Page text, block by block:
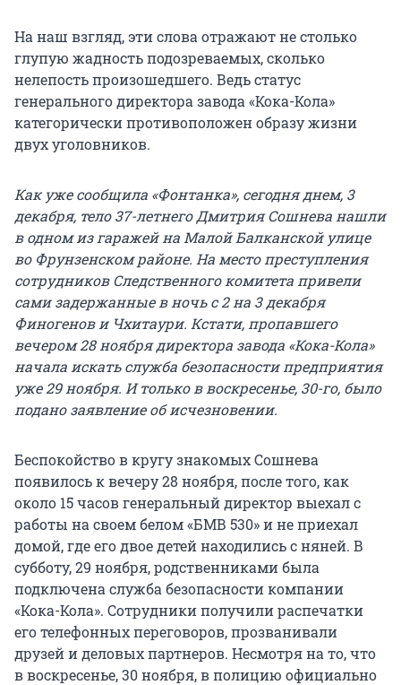
На наш взгляд, эти слова отражают не столько
глупую жадность подозреваемых, сколько
нелепость произошедшего. Ведь статус
генерального директора завода «Кока-Кола»
категорически противоположен образу жизни
двух уголовников.
Как уже сообщила «Фонтанка», сегодня днем, 3
декабря, тело 37-летнего Дмитрия Сошнева нашли
в одном из гаражей на Малой Балканской улице
во Фрунзенском районе. На место преступления
сотрудников Следственного комитета привели
сами задержанные в ночь с 2 на 3 декабря
Финогенов и Чхитаури. Кстати, пропавшего
вечером 28 ноября директора завода «Кока-Кола»
начала искать служба безопасности предприятия
уже 29 ноября. И только в воскресенье, 30-го, было
подано заявление об исчезновении.
Беспокойство в кругу знакомых Сошнева
появилось к вечеру 28 ноября, после того, как
около 15 часов генеральный директор выехал с
работы на своем белом «БМВ 530» и не приехал
домой, где его двое детей находились с няней. В
субботу, 29 ноября, родственниками была
подключена служба безопасности компании
«Кока-Кола». Сотрудники получили распечатки
его телефонных переговоров, прозванивали
друзей и деловых партнеров. Несмотря на то, что
в воскресенье, 30 ноября, в полицию официально